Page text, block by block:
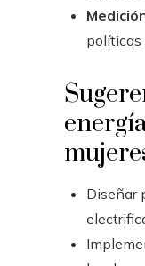
políticas
Diseñar